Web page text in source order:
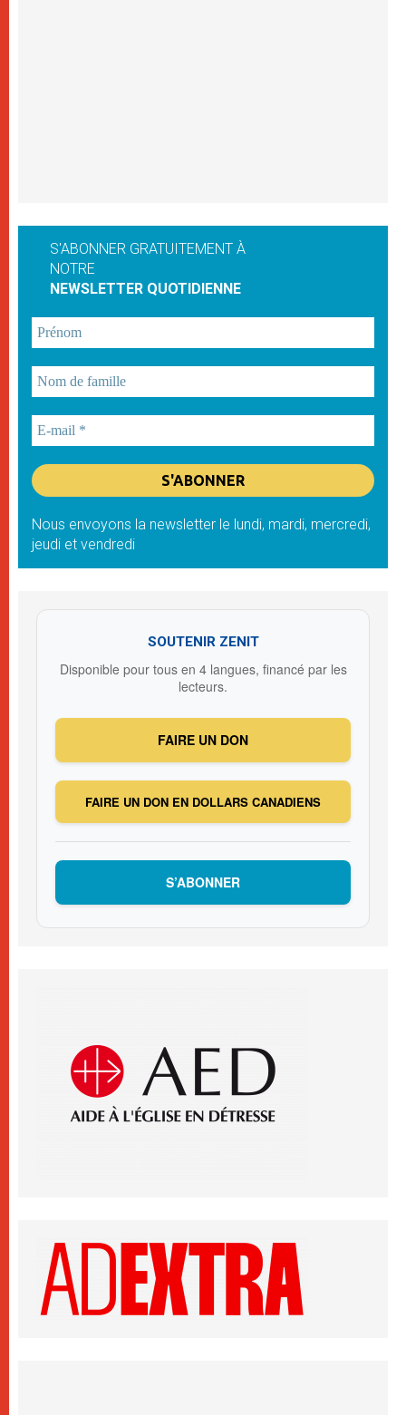
S'ABONNER GRATUITEMENT À
NOTRE
NEWSLETTER QUOTIDIENNE
Nous envoyons la newsletter le lundi, mardi, mercredi,
jeudi et vendredi
SOUTENIR ZENIT
Disponible pour tous en 4 langues, financé par les
lecteurs.
FAIRE UN DON
FAIRE UN DON EN DOLLARS CANADIENS
S’ABONNER